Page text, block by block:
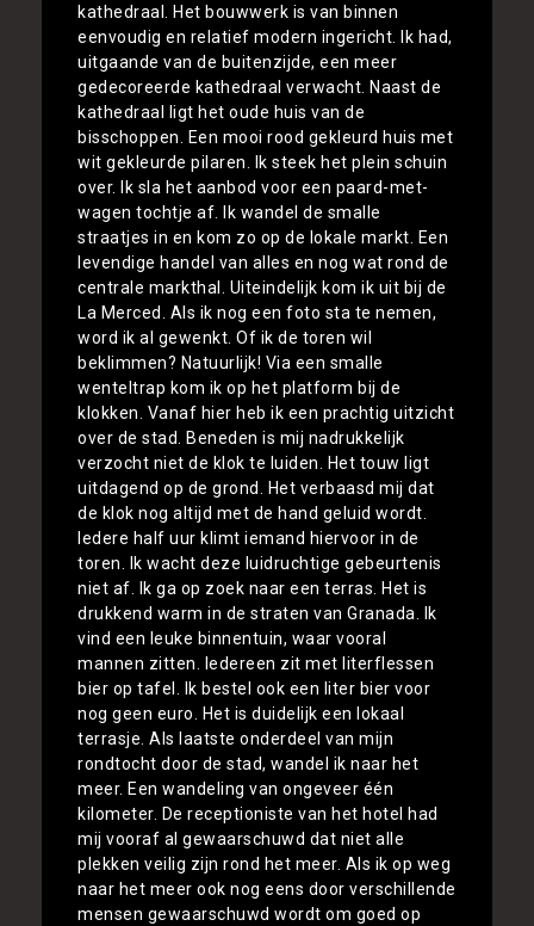
kathedraal. Het bouwwerk is van binnen
eenvoudig en relatief modern ingericht. Ik had,
uitgaande van de buitenzijde, een meer
gedecoreerde kathedraal verwacht. Naast de
kathedraal ligt het oude huis van de
bisschoppen. Een mooi rood gekleurd huis met
wit gekleurde pilaren. Ik steek het plein schuin
over. Ik sla het aanbod voor een paard-met-
wagen tochtje af. Ik wandel de smalle
straatjes in en kom zo op de lokale markt. Een
levendige handel van alles en nog wat rond de
centrale markthal. Uiteindelijk kom ik uit bij de
La Merced. Als ik nog een foto sta te nemen,
word ik al gewenkt. Of ik de toren wil
beklimmen? Natuurlijk! Via een smalle
wenteltrap kom ik op het platform bij de
klokken. Vanaf hier heb ik een prachtig uitzicht
over de stad. Beneden is mij nadrukkelijk
verzocht niet de klok te luiden. Het touw ligt
uitdagend op de grond. Het verbaasd mij dat
de klok nog altijd met de hand geluid wordt.
Iedere half uur klimt iemand hiervoor in de
toren. Ik wacht deze luidruchtige gebeurtenis
niet af. Ik ga op zoek naar een terras. Het is
drukkend warm in de straten van Granada. Ik
vind een leuke binnentuin, waar vooral
mannen zitten. Iedereen zit met literflessen
bier op tafel. Ik bestel ook een liter bier voor
nog geen euro. Het is duidelijk een lokaal
terrasje. Als laatste onderdeel van mijn
rondtocht door de stad, wandel ik naar het
meer. Een wandeling van ongeveer één
kilometer. De receptioniste van het hotel had
mij vooraf al gewaarschuwd dat niet alle
plekken veilig zijn rond het meer. Als ik op weg
naar het meer ook nog eens door verschillende
mensen gewaarschuwd wordt om goed op